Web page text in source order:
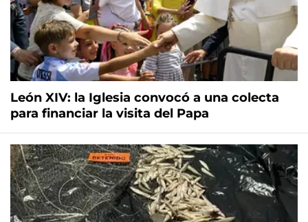
León XIV: la Iglesia convocó a una colecta
para financiar la visita del Papa